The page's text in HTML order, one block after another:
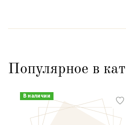
Популярное в
В наличии